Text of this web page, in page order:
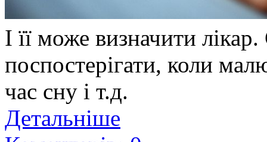
І її може визначити
поспостерігати, коли
час сну і т.д.
Детальніше